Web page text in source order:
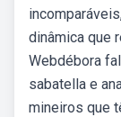
dinâmica que
Webdébora
sabatella e
mineiros que